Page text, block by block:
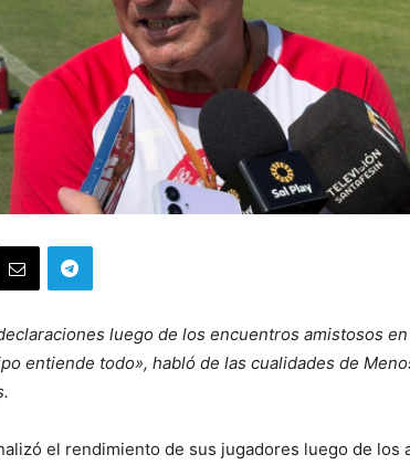
luego de los encuentros amistosos en
entiende todo», habló de las cualidades de
el rendimiento de sus jugadores luego de los